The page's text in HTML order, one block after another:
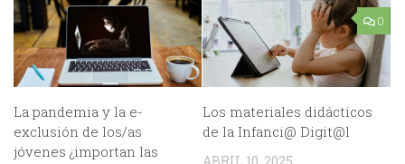
La pandemia y la e-
exclusión de los/as
jóvenes ¿importan las
0
Los materiales didácticos
de la Infanci@ Digit@l